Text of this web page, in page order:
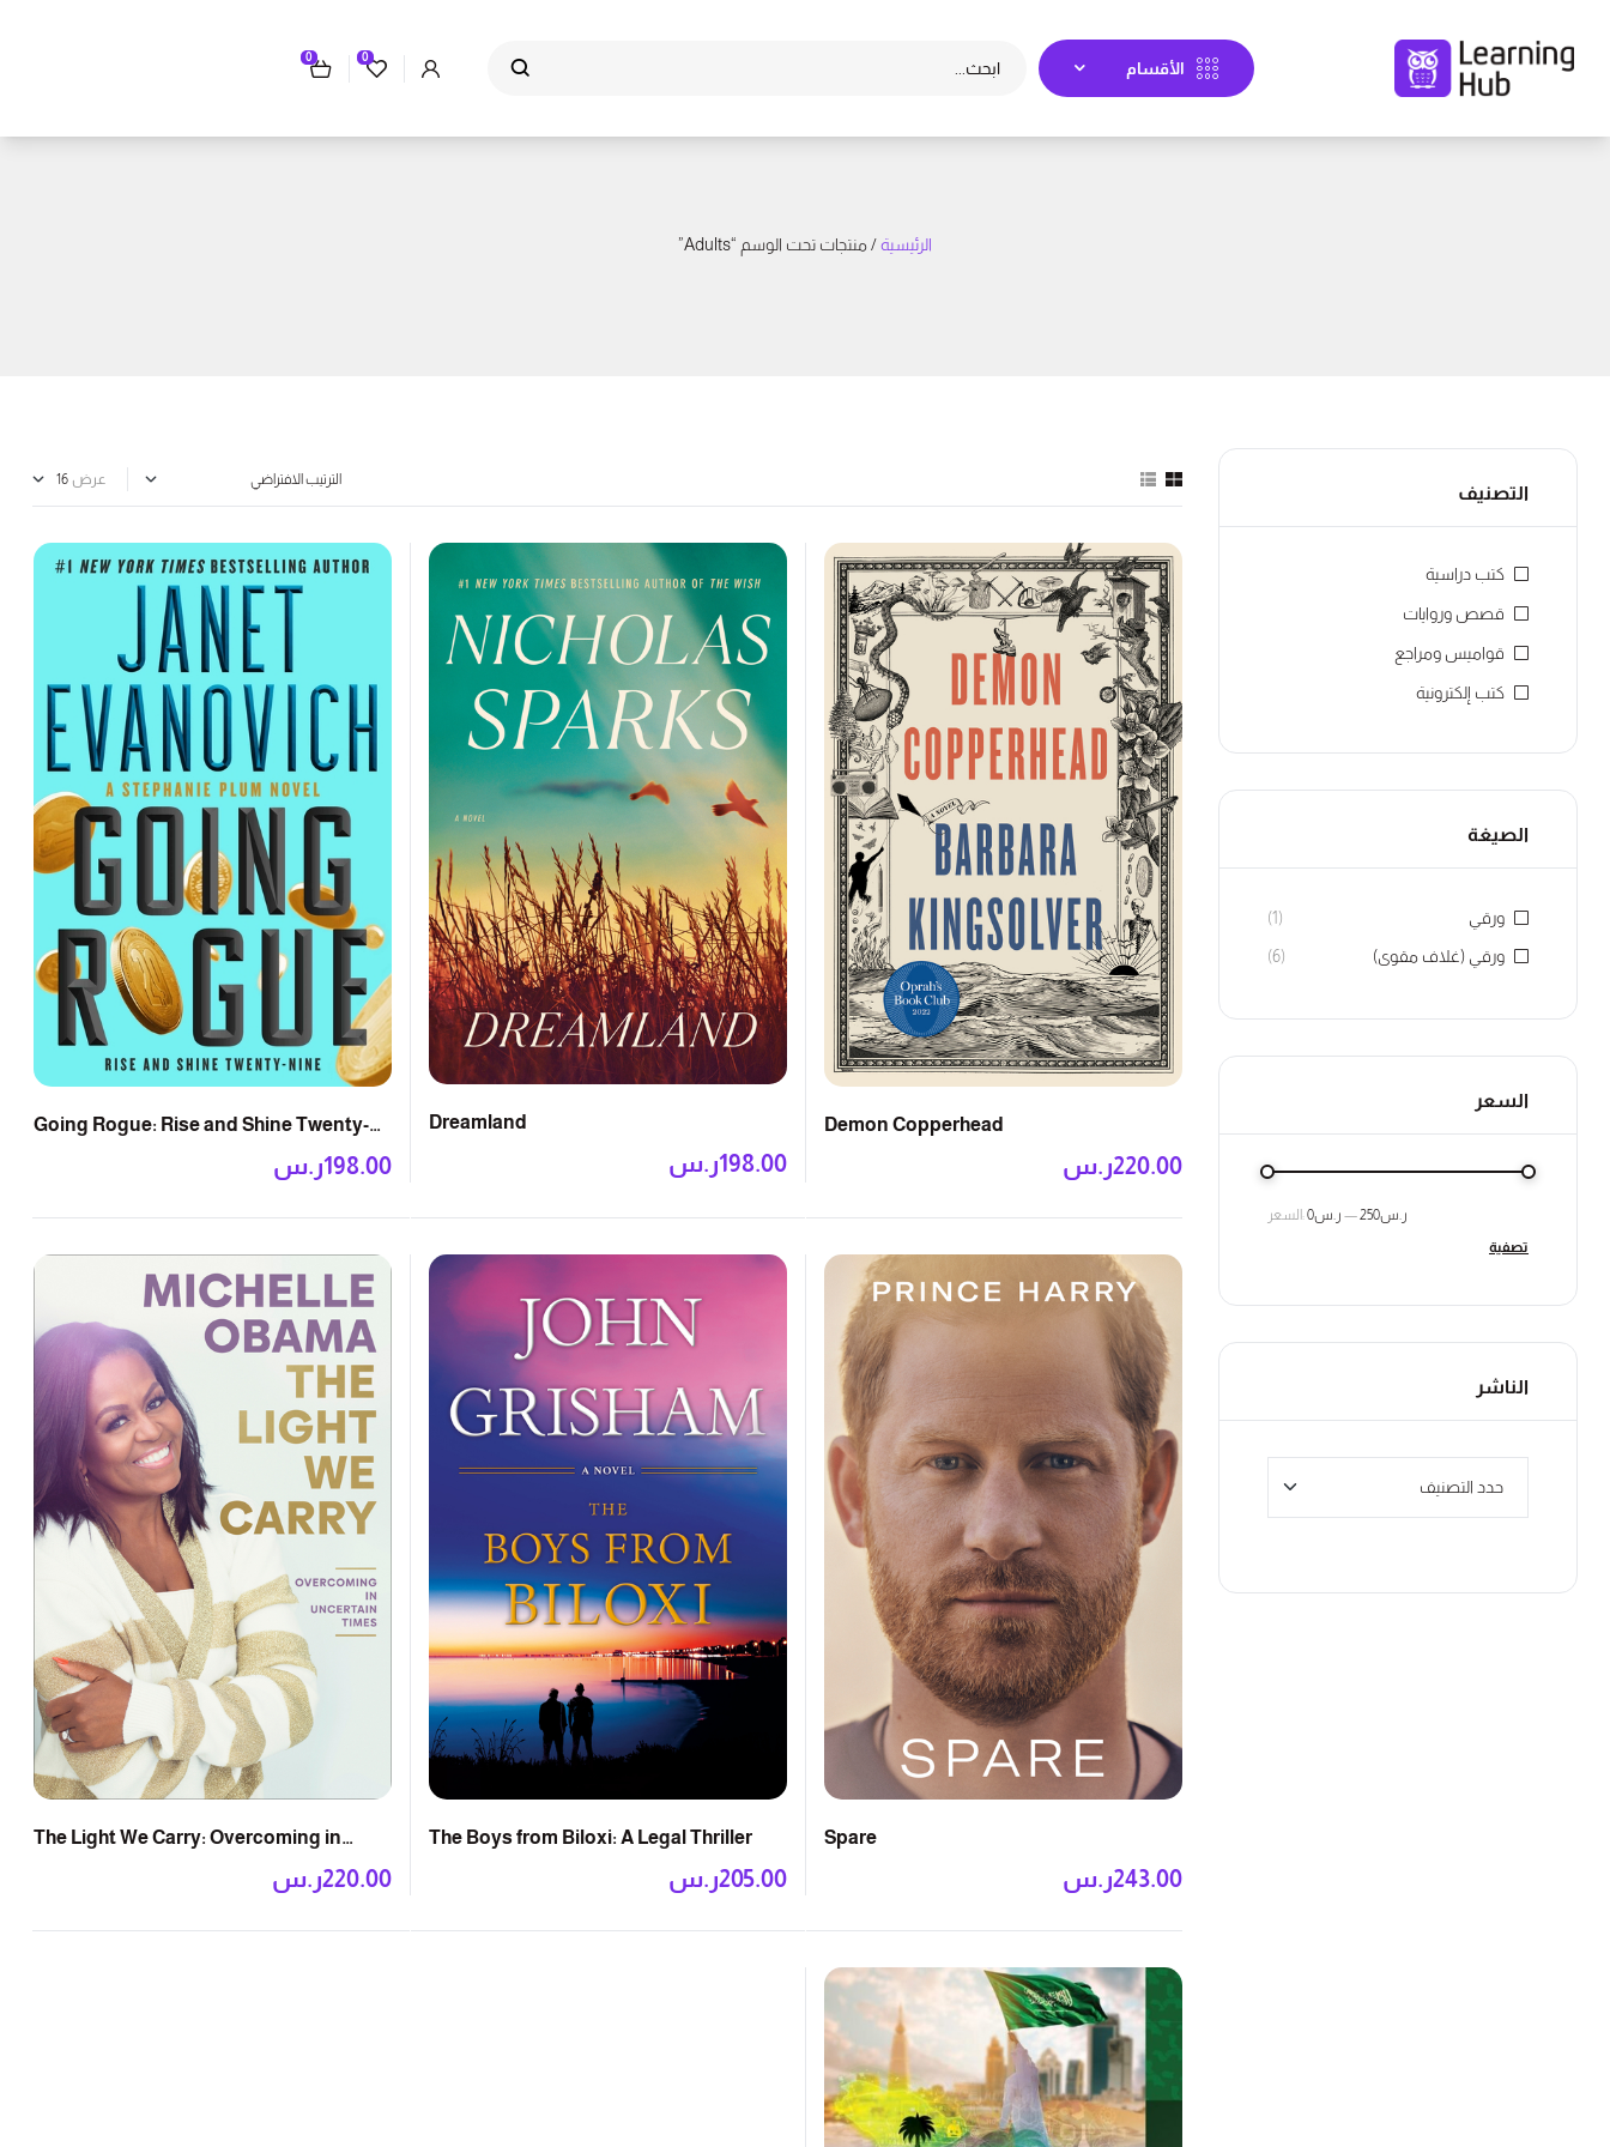
الأقسام
0
0
الرئيسية/ منتجات تحت الوسم “Adults”
عرض
Demon Copperhead
ر.س220.00
Dreamland
ر.س198.00
Going Rogue: Rise and Shine Twenty-
ر.س198.00
Spare
ر.س243.00
The Boys from Biloxi: A Legal Thriller
ر.س205.00
The Light We Carry: Overcoming in
ر.س220.00
التصنيف
كتب دراسية
قصص وروايات
قواميس ومراجع
كتب إلكترونية
الصيغة
ورقي
(1)
ورقي (غلاف مقوى)
(6)
السعر
تصفية
السعر: ر.س0 — ر.س250
الناشر